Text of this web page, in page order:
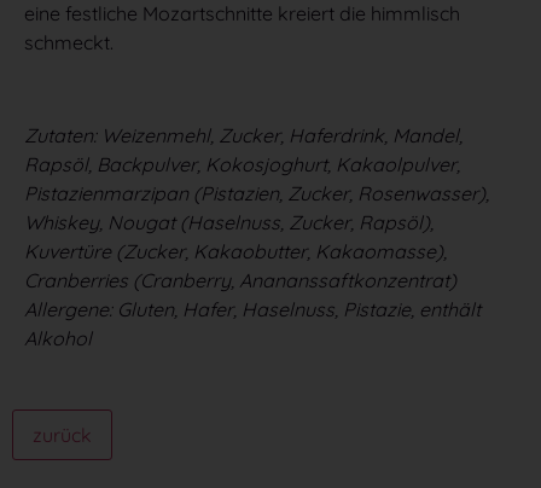
eine festliche Mozartschnitte kreiert die himmlisch
schmeckt.
Zutaten: Weizenmehl, Zucker, Haferdrink, Mandel,
Rapsöl, Backpulver, Kokosjoghurt, Kakaolpulver,
Pistazienmarzipan (Pistazien, Zucker, Rosenwasser),
Whiskey, Nougat (Haselnuss, Zucker, Rapsöl),
Kuvertüre (Zucker, Kakaobutter, Kakaomasse),
Cranberries (Cranberry, Anananssaftkonzentrat)
Allergene: Gluten, Hafer, Haselnuss, Pistazie, enthält
Alkohol